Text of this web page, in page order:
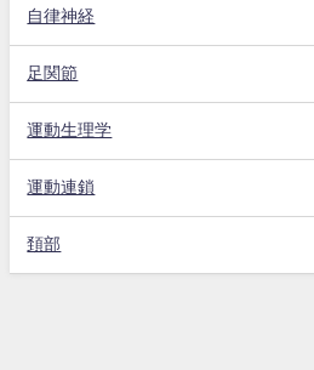
自律神経
足関節
運動生理学
運動連鎖
頚部